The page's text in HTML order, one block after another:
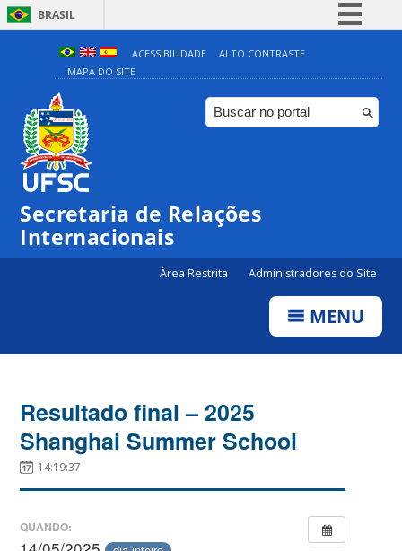
BRASIL
Simplifique!
Comunica BR
Participe
ACESSIBILIDADE
ALTO CONTRASTE
MAPA DO SITE
Secretaria de Relações
Internacionais
Área Restrita Administradores do Site
MENU
Resultado final – 2025
Shanghai Summer School
14:19:37
QUANDO: